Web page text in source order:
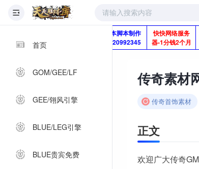
首页
GOM/GEE/LF
GEE/翎风引擎
BLUE/LEG引擎
BLUE贵宾免费
版本脚本制作
Q920992345
快快网络服务
器-1分钱2个月
传奇素材
传奇首饰素材
正文
欢迎广大传奇